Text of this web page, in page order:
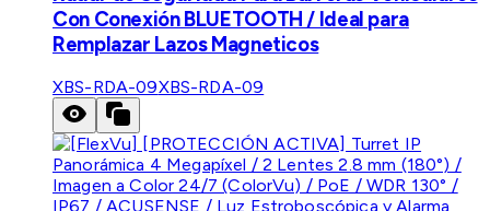
Con Conexión BLUETOOTH / Ideal para
Remplazar Lazos Magneticos
XBS-RDA-09XBS-RDA-09